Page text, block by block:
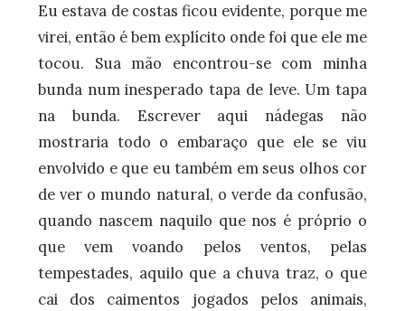
Eu estava de costas ficou evidente, porque me
virei, então é bem explícito onde foi que ele me
tocou. Sua mão encontrou-se com minha
bunda num inesperado tapa de leve. Um tapa
na bunda. Escrever aqui nádegas não
mostraria todo o embaraço que ele se viu
envolvido e que eu também em seus olhos cor
de ver o mundo natural, o verde da confusão,
quando nascem naquilo que nos é próprio o
que vem voando pelos ventos, pelas
tempestades, aquilo que a chuva traz, o que
cai dos caimentos jogados pelos animais,